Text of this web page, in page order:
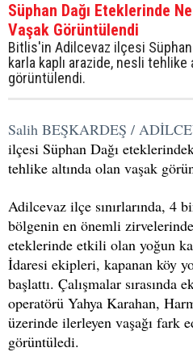
Süphan Dağı Eteklerinde
Vaşak Görüntülendi
Bitlis'in Adilcevaz ilçesi
karla kaplı arazide, nesli tehlike
görüntülendi.
Salih BEŞKARDEŞ /
ilçesi Süphan Dağı
tehlike altında olan vaşak
Adilcevaz ilçe sınırlarında, 4
bölgenin en önemli
eteklerinde etkili olan yoğun
İdaresi ekipleri, kapanan köy
başlattı. Çalışmalar sırasında
operatörü Yahya Karahan,
üzerinde ilerleyen vaşağı fark
görüntüledi.